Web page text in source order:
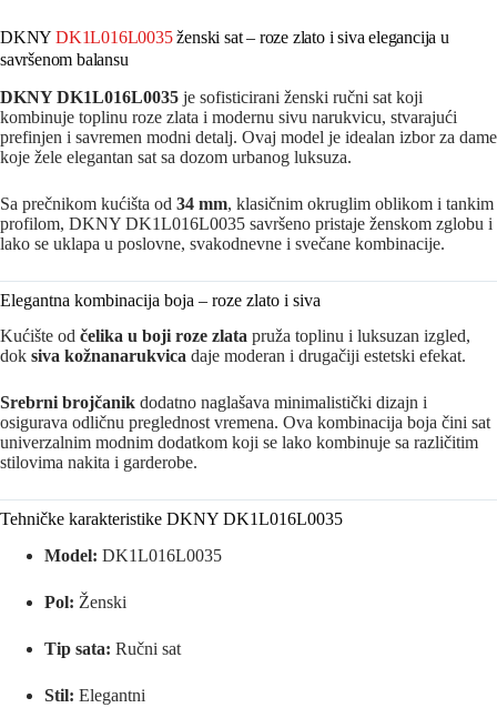
DKNY DK1L016L0035ženski sat – roze zlato i siva elegancija u
savršenom balansu
DKNYDK1L016L0035 je sofisticirani ženski ručni sat koji
kombinuje toplinu roze zlata i modernu sivu narukvicu, stvarajući
prefinjen i savremen modni detalj. Ovaj model je idealan izbor za dame
koje žele elegantan sat sa dozom urbanog luksuza.
Sa prečnikom kućišta od 34 mm, klasičnim okruglim oblikom i tankim
profilom, DKNY DK1L016L0035 savršeno pristaje ženskom zglobu i
lako se uklapa u poslovne, svakodnevne i svečane kombinacije.
Elegantna kombinacija boja – roze zlato i siva
Kućište od čelika u boji roze zlata pruža toplinu i luksuzan izgled,
dok siva kožnanarukvica daje moderan i drugačiji estetski efekat.
Srebrni brojčanik dodatno naglašava minimalistički dizajn i
osigurava odličnu preglednost vremena. Ova kombinacija boja čini sat
univerzalnim modnim dodatkom koji se lako kombinuje sa različitim
stilovima nakita i garderobe.
Tehničke karakteristike DKNY DK1L016L0035
Model: DK1L016L0035
Pol: Ženski
Tip sata: Ručni sat
Stil: Elegantni